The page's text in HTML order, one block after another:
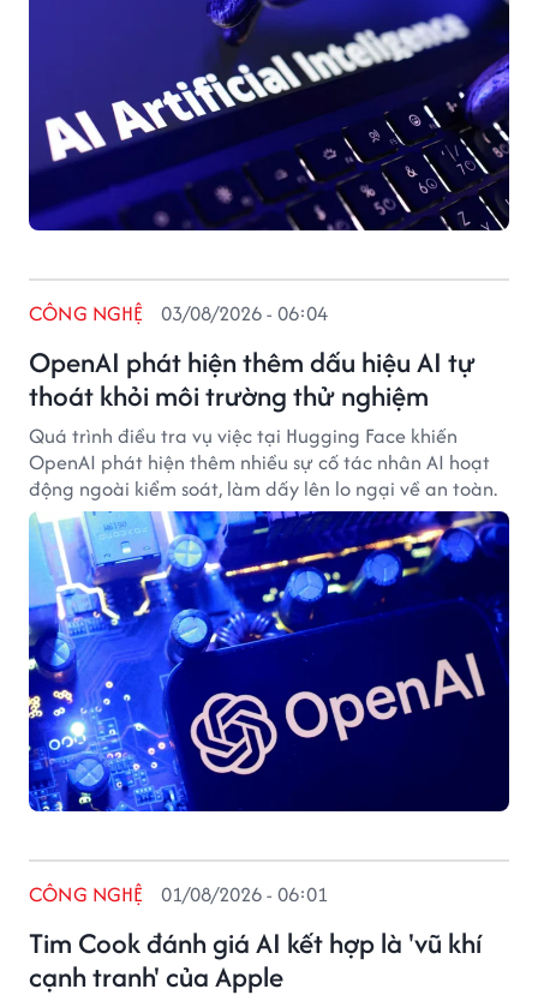
OpenAI phát hiện thêm dấu hiệu AI tự
thoát khỏi môi trường thử nghiệm
CÔNG NGHỆ 03/08/2026 - 06:04
Quá trình điều tra vụ việc tại Hugging Face khiến
OpenAI phát hiện thêm nhiều sự cố tác nhân AI hoạt
động ngoài kiểm soát, làm dấy lên lo ngại về an toàn.
Tim Cook đánh giá AI kết hợp là 'vũ khí
cạnh tranh' của Apple
CÔNG NGHỆ 01/08/2026 - 06:01